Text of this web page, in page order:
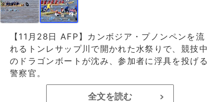
【11月28日 AFP】カンボジア・プノンペンを流
れるトンレサップ川で開かれた水祭りで、競技中
のドラゴンボートが沈み、参加者に浮具を投げる
警察官。
全文を読む >